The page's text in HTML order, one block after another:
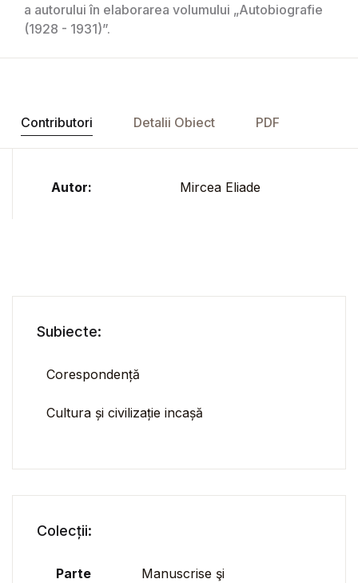
a autorului în elaborarea volumului „Autobiografie
(1928 - 1931)”.
Contributori Detalii Obiect PDF
Autor: Mircea Eliade
Subiecte:
Corespondență
Cultura și civilizație incașă
Colecții:
Parte
Manuscrise şi